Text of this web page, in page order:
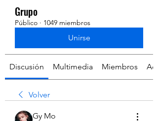
Grupo
Público · 1049 miembros
Unirse
Discusión Multimedia Miembros
Volver
Gy Mo